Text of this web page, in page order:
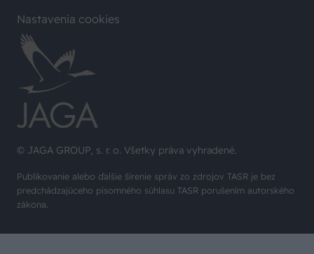
© JAGA GROUP, s. r. o. Všetky práva vyhradené.
Publikovanie alebo ďalšie šírenie správ zo zdrojov TASR je bez
predchádzajúceho písomného súhlasu TASR porušením autorského
zákona.
Nastavenia cookies